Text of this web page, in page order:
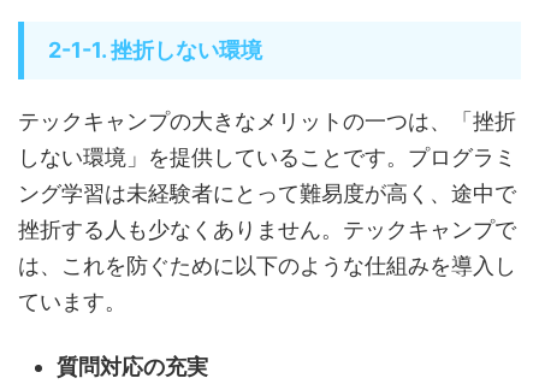
2-1-1. 挫折しない環境
テックキャンプの大きなメリットの一つは、「挫折
しない環境」を提供していることです。プログラミ
ング学習は未経験者にとって難易度が高く、途中で
挫折する人も少なくありません。テックキャンプで
は、これを防ぐために以下のような仕組みを導入し
ています。
質問対応の充実